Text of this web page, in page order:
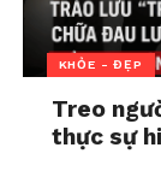
tăng khả
duy cảm xúc
nghệ nào có
Quan trọng
KHỎE - ĐẸP
Treo
thực sự